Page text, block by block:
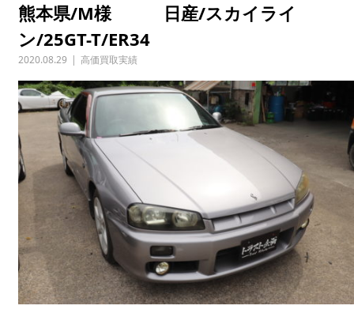
熊本県/M様 日産/スカイライ
ン/25GT-T/ER34
2020.08.29 高価買取実績